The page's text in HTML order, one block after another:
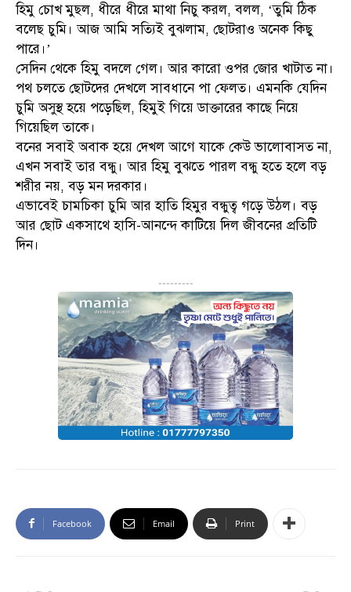
হিমু চোখ মুছল, ধীরে ধীরে মাথা নিচু করল, বলল, ‘তুমি ঠিক
বলেছ চুমি। আজ আমি সত্যিই বুঝলাম, ছোটরাও অনেক কিছু
পারে।’
সেদিন থেকে হিমু বদলে গেল। আর কারো ওপর জোর খাটাত না।
পথ চলতে ছোটদের দেখলে সাবধানে পা ফেলত। এমনকি যেদিন
চুমি অসুস্থ হয়ে পড়েছিল, হিমুই গিয়ে ডাক্তারের কাছে নিয়ে
গিয়েছিল তাকে।
বনের সবাই অবাক হয়ে দেখল আগে যাকে কেউ ভালোবাসত না,
এখন সবাই তার বন্ধু। আর হিমু বুঝতে পারল বন্ধু হতে হলে বড়
শরীর নয়, বড় মন দরকার।
এভাবেই চামচিকা চুমি আর হাতি হিমুর বন্ধুত্ব গড়ে উঠল। বড়
আর ছোট একসাথে হাসি-আনন্দে কাটিয়ে দিল জীবনের প্রতিটি
দিন।
---------
Facebook Email Print